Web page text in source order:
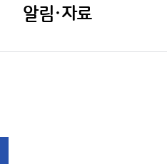
알림·자료